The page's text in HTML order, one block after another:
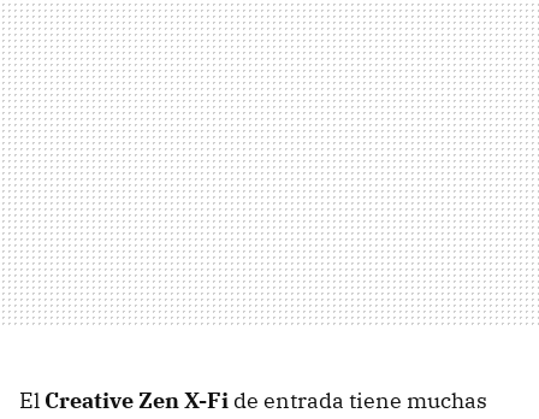
El Creative Zen X-Fi de entrada tiene muchas